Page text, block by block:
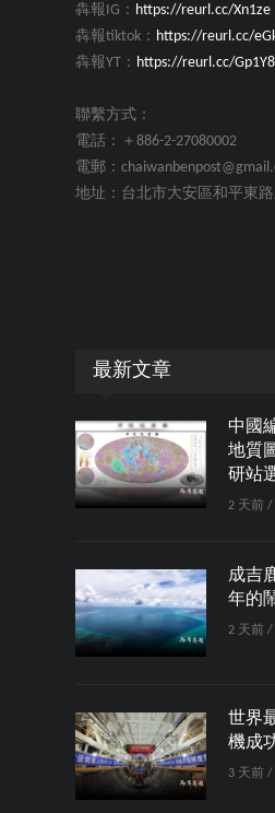
犇報IG： https://reurl.cc/Xn1ze
犇報tiktok： https://reurl.cc/
犇報YT： https://reurl.cc/
聯繫方式：
電話：＋886-2-27080002
電郵：
地址：台北市大安區和平東
最新文章
中國
地質
研站
2 天前 /
成吉
年的
2 天前 /
世界
機成
3 天前 /